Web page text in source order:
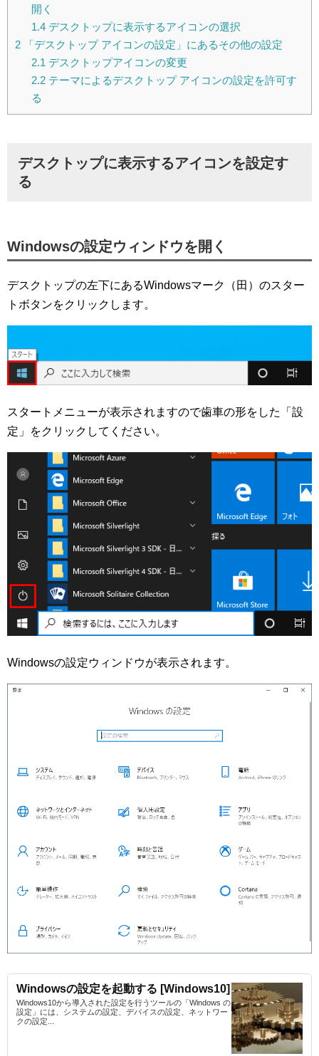
開く
1.4デスクトップに表示するアイコンの選択
2 「デスクトップ アイコンの設定」にあるその他の設定
2.1 デスクトップアイコンの変更
2.2テーマによるデスクトップ アイコンの設定を許可す
る
デスクトップに表示するアイコンを設定す
る
Windowsの設定ウィンドウを開く
デスクトップの左下にあるWindowsマーク（田）のスター
トボタンをクリックします。
スタートメニューが表示されますので歯車の形をした「設
定」をクリックしてください。
Windowsの設定ウィンドウが表示されます。
Windowsの設定を起動する [Windows10]
Windows10から導入された設定を行うツールの「Windows の
設定」には、システムの設定、デバイスの設定、ネットワー
クの設定...